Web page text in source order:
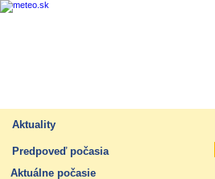
Aktuality
Predpoveď počasia
Aktuálne počasie